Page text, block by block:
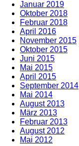
Januar 2019
Oktober 2018
Februar 2018
April 2016
November 2015
Oktober 2015
Juni 2015
Mai 2015
April 2015
September 2014
Mai 2014
August 2013
März 2013
Februar 2013
August 2012
Mai 2012